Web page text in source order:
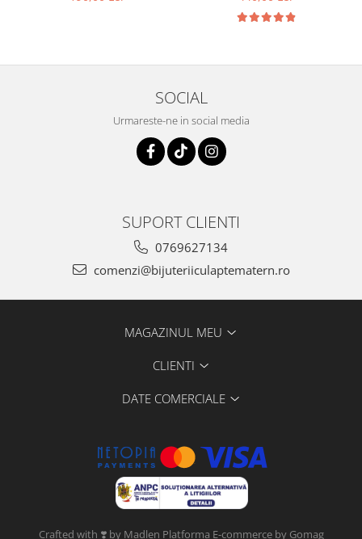
cordonul ombilical
SOCIAL
Urmareste-ne in social media
SUPORT CLIENTI
0769627134
comenzi@bijuteriiculaptematern.ro
MAGAZINUL MEU
CLIENTI
DATE COMERCIALE
Crafted with ❣️ by Madlen Platforma E-commerce by Gomag